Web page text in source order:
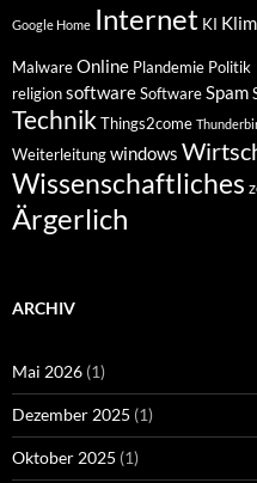
Google Home Internet KI
MalwareOnline Plandemie Politik
religionsoftwareSoftwareSpam
TechnikThings2come
Weiterleitungwindows
Wissenschaftliches
Ärgerlich
ARCHIV
Mai 2026 (1)
Dezember 2025 (1)
Oktober 2025 (1)